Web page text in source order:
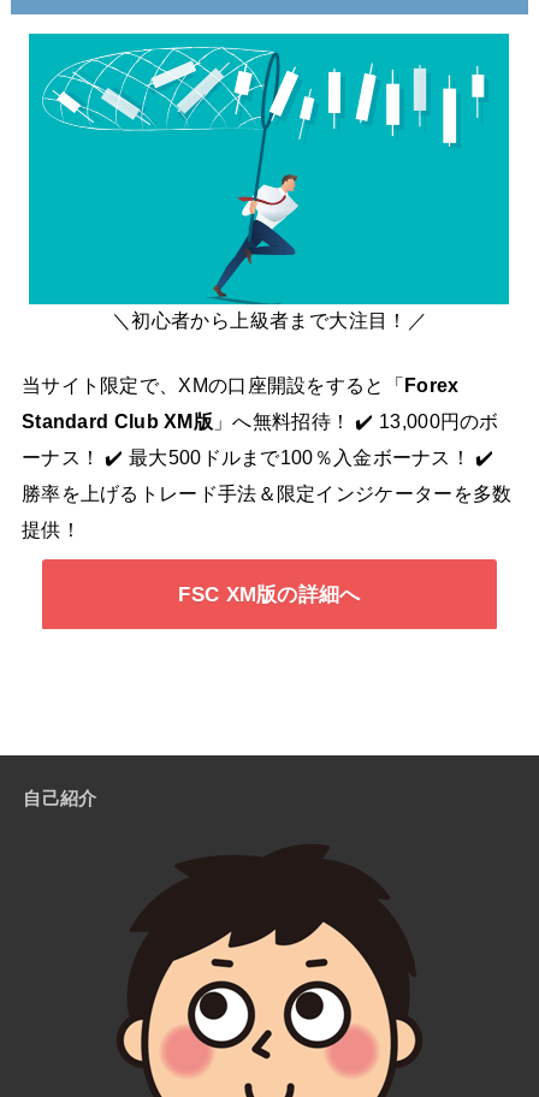
＼初心者から上級者まで大注目！／
当サイト限定で、XMの口座開設をすると「 Forex
Standard Club XM版 」へ無料招待！ ✔️ 13,000円のボ
ーナス！ ✔️ 最大500ドルまで100％入金ボーナス！ ✔️
勝率を上げるトレード手法＆限定インジケーターを多数
提供！
FSC XM版の詳細へ
自己紹介